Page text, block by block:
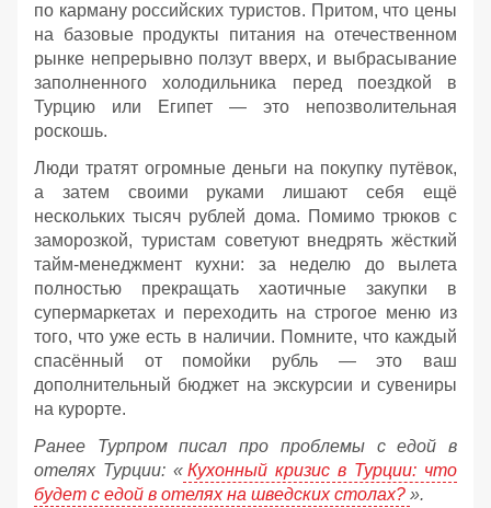
по карману российских туристов. Притом, что цены
на базовые продукты питания на отечественном
рынке непрерывно ползут вверх, и выбрасывание
заполненного холодильника перед поездкой в
Турцию или Египет — это непозволительная
роскошь.
Люди тратят огромные деньги на покупку путёвок,
а затем своими руками лишают себя ещё
нескольких тысяч рублей дома. Помимо трюков с
заморозкой, туристам советуют внедрять жёсткий
тайм-менеджмент кухни: за неделю до вылета
полностью прекращать хаотичные закупки в
супермаркетах и переходить на строгое меню из
того, что уже есть в наличии. Помните, что каждый
спасённый от помойки рубль — это ваш
дополнительный бюджет на экскурсии и сувениры
на курорте.
Ранее Турпром писал про проблемы с едой в
отелях Турции: « Кухонный кризис в Турции: что
будет с едой в отелях на шведских столах? ».